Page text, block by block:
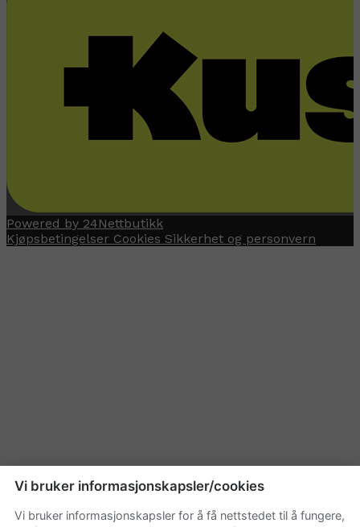
Powered by 24Nettbutikk
Kjøpsbetingelser Cookies Sikkerhet og personvern
Vi bruker informasjonskapsler/cookies
Vi bruker informasjonskapsler for å få nettstedet til å fungere,